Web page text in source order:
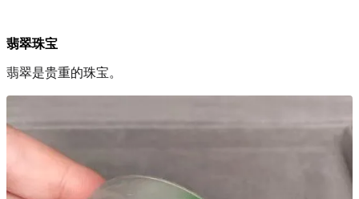
翡翠珠宝
翡翠是贵重的珠宝。